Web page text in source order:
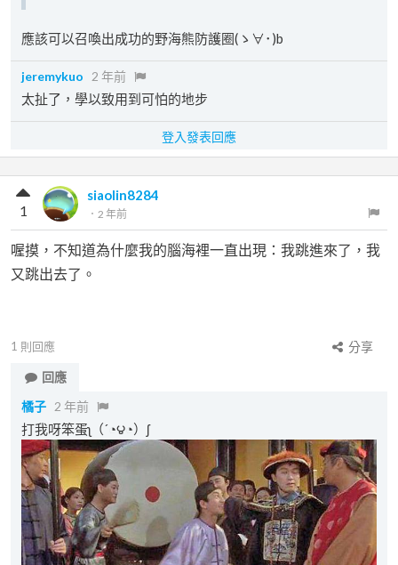
應該可以召喚出成功的野海熊防護圈(ゝ∀･)b
jeremykuo 2 年前
太扯了，學以致用到可怕的地步
登入發表回應
siaolin8284
． 2 年前
1
喔摸，不知道為什麼我的腦海裡一直出現：我跳進來了，我
又跳出去了。
1 則回應
分享
回應
橘子 2 年前
打我呀笨蛋ʅ（´◔౪◔）ʃ